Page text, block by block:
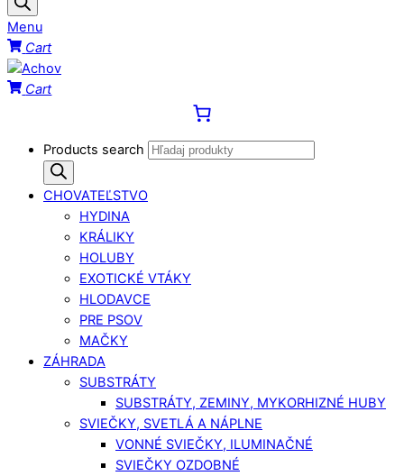
Menu
Cart
Cart
Products search
CHOVATEĽSTVO
HYDINA
KRÁLIKY
HOLUBY
EXOTICKÉ VTÁKY
HLODAVCE
PRE PSOV
MAČKY
ZÁHRADA
SUBSTRÁTY
SUBSTRÁTY, ZEMINY, MYKORHIZNÉ HUBY
SVIEČKY, SVETLÁ A NÁPLNE
VONNÉ SVIEČKY, ILUMINAČNÉ
SVIEČKY OZDOBNÉ